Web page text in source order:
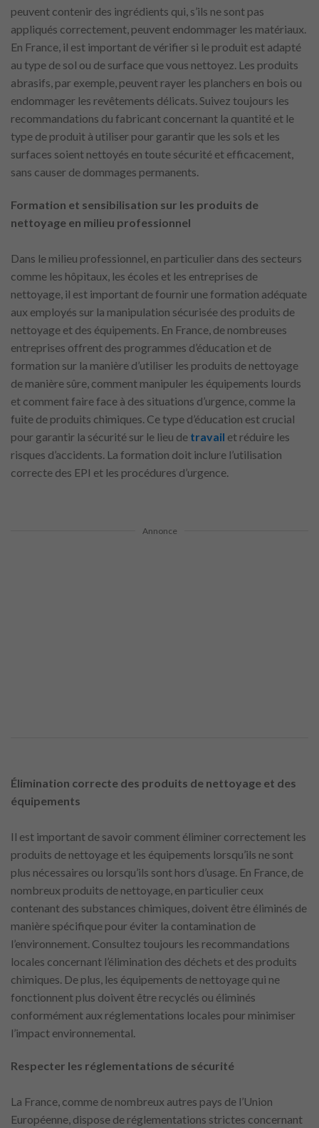
peuvent contenir des ingrédients qui, s’ils ne sont pas
appliqués correctement, peuvent endommager les matériaux.
En France, il est important de vérifier si le produit est adapté
au type de sol ou de surface que vous nettoyez. Les produits
abrasifs, par exemple, peuvent rayer les planchers en bois ou
endommager les revêtements délicats. Suivez toujours les
recommandations du fabricant concernant la quantité et le
type de produit à utiliser pour garantir que les sols et les
surfaces soient nettoyés en toute sécurité et efficacement,
sans causer de dommages permanents.
Formation et sensibilisation sur les produits de
nettoyage en milieu professionnel
Dans le milieu professionnel, en particulier dans des secteurs
comme les hôpitaux, les écoles et les entreprises de
nettoyage, il est important de fournir une formation adéquate
aux employés sur la manipulation sécurisée des produits de
nettoyage et des équipements. En France, de nombreuses
entreprises offrent des programmes d’éducation et de
formation sur la manière d’utiliser les produits de nettoyage
de manière sûre, comment manipuler les équipements lourds
et comment faire face à des situations d’urgence, comme la
fuite de produits chimiques. Ce type d’éducation est crucial
pour garantir la sécurité sur le lieu de travail et réduire les
risques d’accidents. La formation doit inclure l’utilisation
correcte des EPI et les procédures d’urgence.
Annonce
Élimination correcte des produits de nettoyage et des
équipements
Il est important de savoir comment éliminer correctement les
produits de nettoyage et les équipements lorsqu’ils ne sont
plus nécessaires ou lorsqu’ils sont hors d’usage. En France, de
nombreux produits de nettoyage, en particulier ceux
contenant des substances chimiques, doivent être éliminés de
manière spécifique pour éviter la contamination de
l’environnement. Consultez toujours les recommandations
locales concernant l’élimination des déchets et des produits
chimiques. De plus, les équipements de nettoyage qui ne
fonctionnent plus doivent être recyclés ou éliminés
conformément aux réglementations locales pour minimiser
l’impact environnemental.
Respecter les réglementations de sécurité
La France, comme de nombreux autres pays de l’Union
Européenne, dispose de réglementations strictes concernant